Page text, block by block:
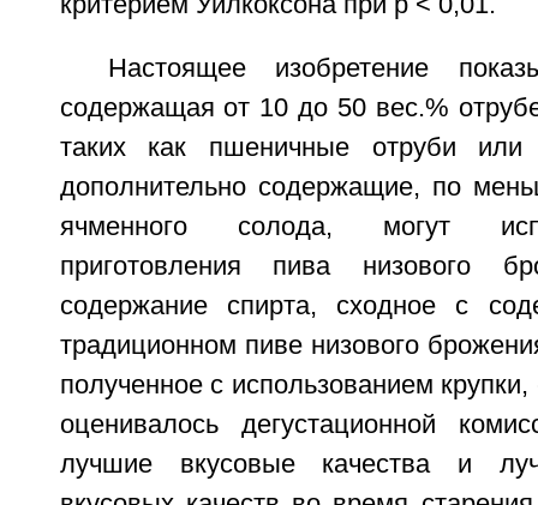
Настоящее изобретение
содержащая от 10 до 50 вес.%
таких как пшеничные отруби
дополнительно содержащие, по
ячменного солода, могут
приготовления пива низового
содержание спирта, сходное с
традиционном пиве низового
полученное с использованием
оценивалось дегустационной
лучшие вкусовые качества и